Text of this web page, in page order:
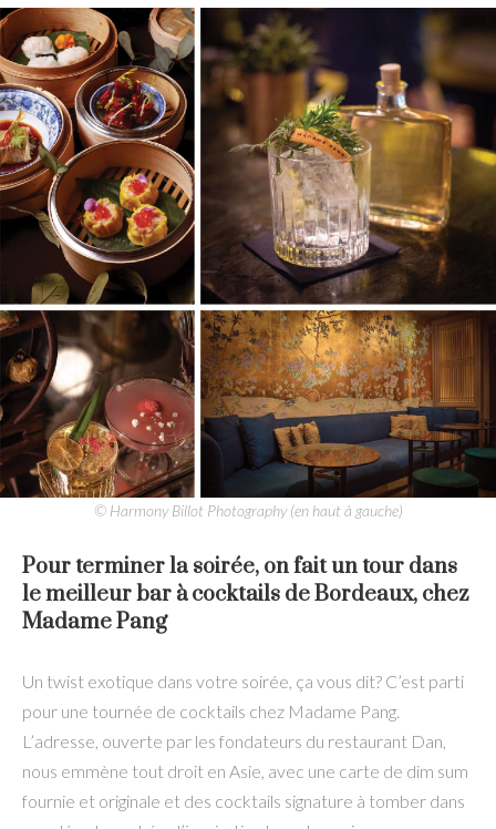
© Harmony Billot Photography (en haut à gauche)
Pour terminer la soirée, on fait un tour dans
le meilleur bar à cocktails de Bordeaux, chez
Madame Pang
Un twist exotique dans votre soirée, ça vous dit? C’est parti
pour une tournée de cocktails chez Madame Pang.
L’adresse, ouverte par les fondateurs du restaurant Dan,
nous emmène tout droit en Asie, avec une carte de dim sum
fournie et originale et des cocktails signature à tomber dans